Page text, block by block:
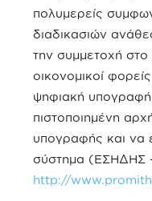
πολυμερείς
διαδικασιών
την συμμετοχή στο
οικονομικοί
ψηφιακή
πιστοποιημένη
υπογραφής και να
σύστημα (ΕΣΗΔΗΣ
http://